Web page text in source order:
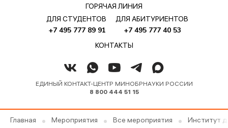
ГОРЯЧАЯ ЛИНИЯ
ДЛЯ СТУДЕНТОВ
+7 495 777 89 91
ДЛЯ АБИТУРИЕНТОВ
+7 495 777 40 53
КОНТАКТЫ
ЕДИНЫЙ КОНТАКТ-ЦЕНТР МИНОБРНАУКИ РОССИИ
8 800 444 51 15
Главная Мероприятия Все мероприятия Институт